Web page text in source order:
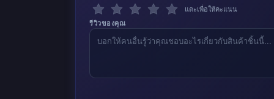
แตะเพื่อให้คะแนน
รีวิวของคุณ